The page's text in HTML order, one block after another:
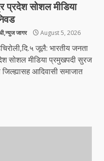
प्रदेश सोशल मीडिया
जागर August 5, 2026
जूलै: भारतीय जनता
सोशल मीडिया प्रमुखपदी सुरज
जिल्ह्यासह आदिवासी समाजात